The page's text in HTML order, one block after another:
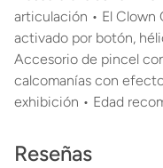
articulación • El Clown
activado por botón,
Accesorio de pincel
calcomanías con
exhibición • Edad
Reseñas